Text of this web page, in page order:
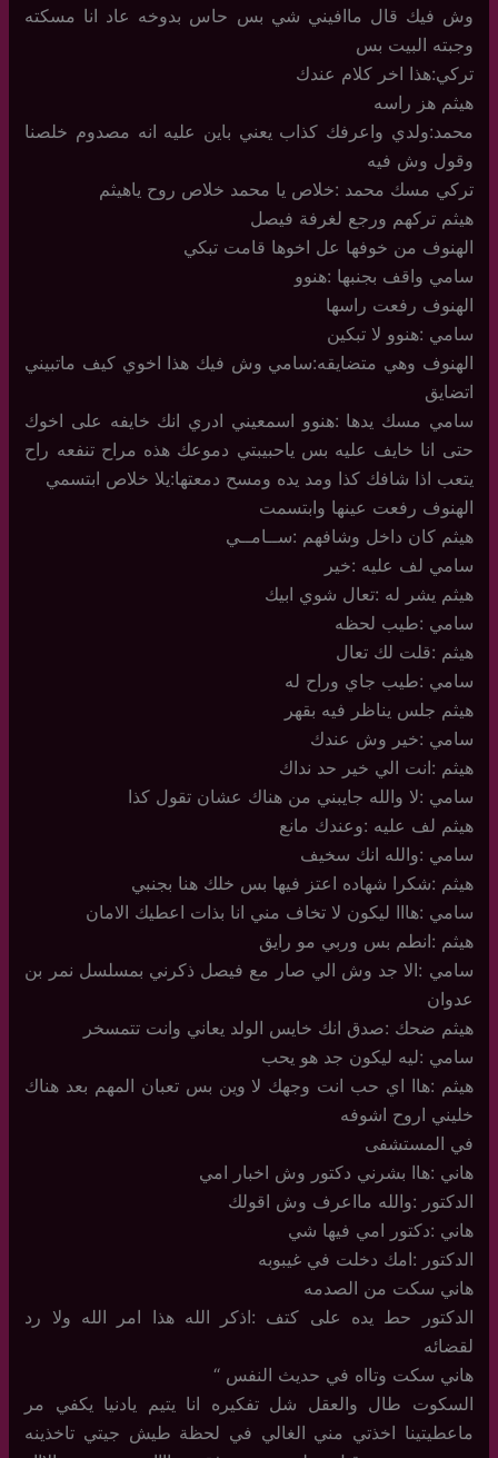
وش فيك قال ماافيني شي بس حاس بدوخه عاد انا مسكته
وجبته البيت بس
تركي:هذا اخر كلام عندك
هيثم هز راسه
محمد:ولدي واعرفك كذاب يعني باين عليه انه مصدوم خلصنا
وقول وش فيه
تركي مسك محمد :خلاص يا محمد خلاص روح ياهيثم
هيثم تركهم ورجع لغرفة فيصل
الهنوف من خوفها عل اخوها قامت تبكي
سامي واقف بجنبها :هنوو
الهنوف رفعت راسها
سامي :هنوو لا تبكين
الهنوف وهي متضايقه:سامي وش فيك هذا اخوي كيف ماتبيني
اتضايق
سامي مسك يدها :هنوو اسمعيني ادري انك خايفه على اخوك
حتى انا خايف عليه بس ياحبيبتي دموعك هذه مراح تنفعه راح
يتعب اذا شافك كذا ومد يده ومسح دمعتها:يلا خلاص ابتسمي
الهنوف رفعت عينها وابتسمت
هيثم كان داخل وشافهم :ســامــي
سامي لف عليه :خير
هيثم يشر له :تعال شوي ابيك
سامي :طيب لحظه
هيثم :قلت لك تعال
سامي :طيب جاي وراح له
هيثم جلس يناظر فيه بقهر
سامي :خير وش عندك
هيثم :انت الي خير حد نداك
سامي :لا والله جايبني من هناك عشان تقول كذا
هيثم لف عليه :وعندك مانع
سامي :والله انك سخيف
هيثم :شكرا شهاده اعتز فيها بس خلك هنا بجنبي
سامي :هااا ليكون لا تخاف مني انا بذات اعطيك الامان
هيثم :انطم بس وربي مو رايق
سامي :الا جد وش الي صار مع فيصل ذكرني بمسلسل نمر بن
عدوان
هيثم ضحك :صدق انك خايس الولد يعاني وانت تتمسخر
سامي :ليه ليكون جد هو يحب
هيثم :هاا اي حب انت وجهك لا وين بس تعبان المهم بعد هناك
خليني اروح اشوفه
في المستشفى
هاني :هاا بشرني دكتور وش اخبار امي
الدكتور :والله مااعرف وش اقولك
هاني :دكتور امي فيها شي
الدكتور :امك دخلت في غيبوبه
هاني سكت من الصدمه
الدكتور حط يده على كتف :اذكر الله هذا امر الله ولا رد
لقضائه
هاني سكت وتااه في حديث النفس “
السكوت طال والعقل شل تفكيره انا يتيم يادنيا يكفي مر
ماعطيتينا اخذتي مني الغالي في لحظة طيش جيتي تاخذينه